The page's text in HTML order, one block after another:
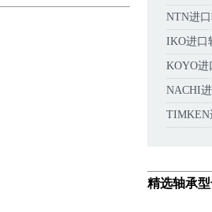
NTN进
IKO进口
KOYO进
NACHI
TIMKEN
精选轴承